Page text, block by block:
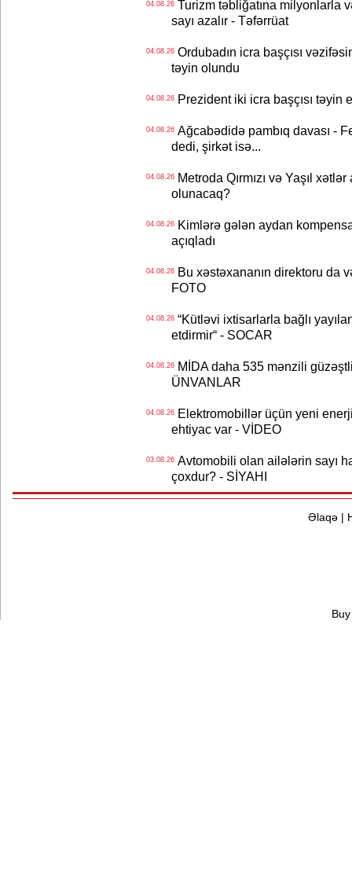
04.08.26Turizm təbliğatına milyonlarla
sayı azalır - Təfərrüat
04.08.26Ordubadın icra başçısı
təyin olundu
04.08.26Prezident iki icra başçısı təyin
04.08.26Ağcabədidə pambıq davası -
dedi, şirkət isə...
04.08.26Metroda Qırmızı və Yaşıl
olunacaq?
04.08.26Kimlərə gələn aydan
açıqladı
04.08.26Bu xəstəxananın direktoru da
FOTO
04.08.26“Kütləvi ixtisarlarla bağlı
etdirmir“ - SOCAR
04.08.26MİDA daha 535 mənzili güzəştli
ÜNVANLAR
04.08.26Elektromobillər üçün yeni
ehtiyac var - VİDEO
03.08.26Avtomobili olan ailələrin sayı
çoxdur? - SİYAHI
Əlaqə|